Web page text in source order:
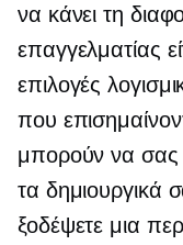
να κάνει τη
επαγγελματίας
επιλογές
που
μπορούν να σας
τα δημιουργικά
ξοδέψετε μια